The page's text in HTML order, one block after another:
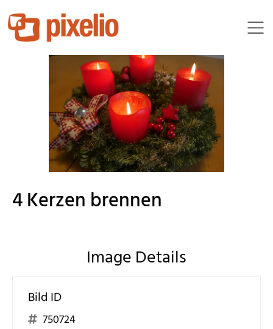
Pusteblume25
4 Kerzen brennen
Image Details
Bild ID
750724